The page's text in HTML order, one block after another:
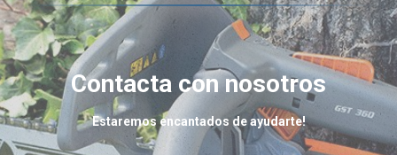
Contacta con nosotros
Estaremos encantados de ayudarte!